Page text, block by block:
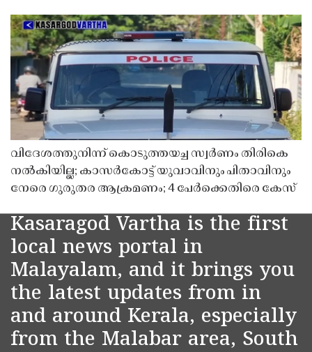
വിദേശത്തുനിന്ന് കൊടുത്തയച്ച സ്വർണം തിരികെ
നൽകിയില്ല; കാസർകോട്ട് യുവാവിനും പിതാവിനും
നേരെ ഗുരുതര ആക്രമണം; 4 പേർക്കെതിരെ കേസ്
Kasaragod Vartha is the first
local news portal in
Malayalam, and it brings you
the latest updates from in
and around Kerala, especially
from the Malabar area, South